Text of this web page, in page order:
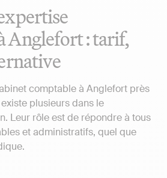
Anglefort : tarif,
comptable à Anglefort près
plusieurs dans le
Leur rôle est de répondre à tous
et administratifs, quel que